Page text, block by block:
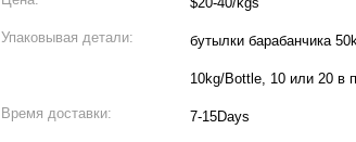
Упаковывая детали: бутылки барабанчика
10kg/Bottle, 10 или 20 в
Время доставки: 7-15Days